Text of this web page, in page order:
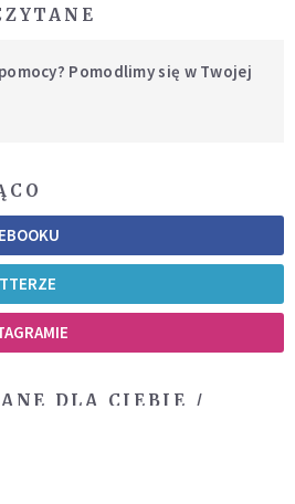
Pomodlimy się w Twojej
DLA CIEBIE /